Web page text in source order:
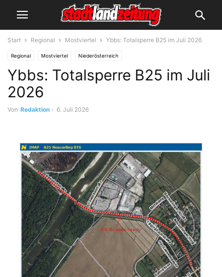
Start Regional Mostviertel Ybbs: Totalsperre B25 im Juli 2026
Regional Mostviertel Niederösterreich
Ybbs: Totalsperre B25 im Juli
2026
Von Redaktion - 6. Juli 2026